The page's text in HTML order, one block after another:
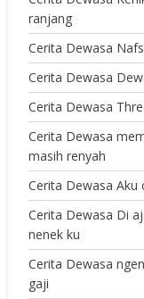
ranjang
Cerita Dewasa
Cerita Dewasa
Cerita Dewasa
Cerita Dewasa
masih renyah
Cerita Dewasa
Cerita Dewasa Di
nenek ku
Cerita Dewasa
gaji